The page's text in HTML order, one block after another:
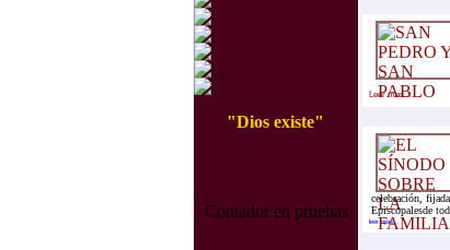
"Dios existe"
Contador en pruebas
Leer mas...
celebración,
Episcopalesde
leer mas...